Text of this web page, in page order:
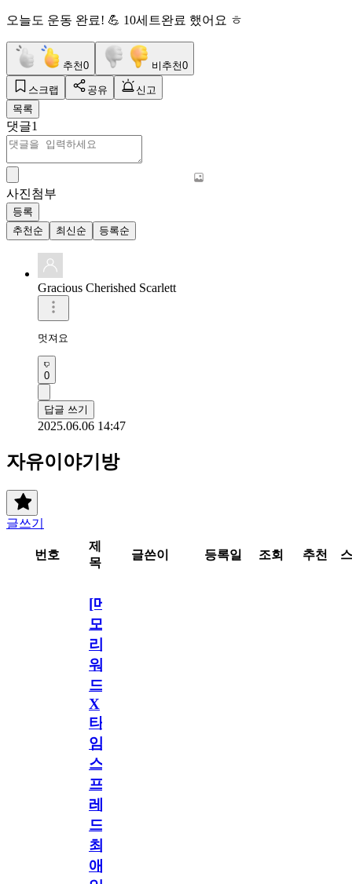
오늘도 운동 완료! 💪 10세트완료 했어요 ㅎ
추천0 비추천0
스크랩 공유
신고
목록
댓글1
사진첨부
등록
추천순
최신순 등록순
Gracious Cherished Scarlett
멋져요
0
답글 쓰기
2025.06.06 14:47
자유이야기방
글쓰기
번호
제
목
글쓴이 등록일 조회 추천
[메
모
리
워
드
X
타
임
스
프
레
드]
최
애